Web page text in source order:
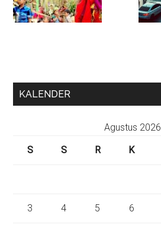
KALENDER
Agustus 2026
S
S R K
3 4 5 6